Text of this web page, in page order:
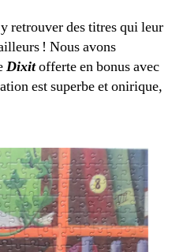
retrouver des titres qui leur
! Nous avons
Dixitofferte en bonus avec
est superbe et onirique,